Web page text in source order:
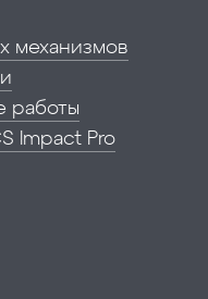
механизмов
работы
Impact Pro